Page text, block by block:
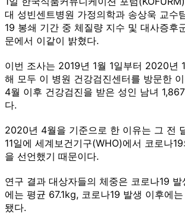
대 성빈센트병원 가정의학과 송상욱 교수
19 봉쇄 기간 중 체질량 지수 및 대사증후
문에서 이같이 밝혔다.
이번 조사는 2019년 1월 1일부터 2020년
해 모두 이 병원 건강검진센터를 방문한
4월 이후 건강검진을 받은 성인 남녀
다.
2020년 4월을 기준으로 한 이유는 그 전
11일에 세계보건기구(WHO)에서 코로나
을 선언했기 때문이다.
연구 결과 대상자들의 체중은 코로나19
에는 평균 67.1kg, 코로나19 발생 이후에
됐다.